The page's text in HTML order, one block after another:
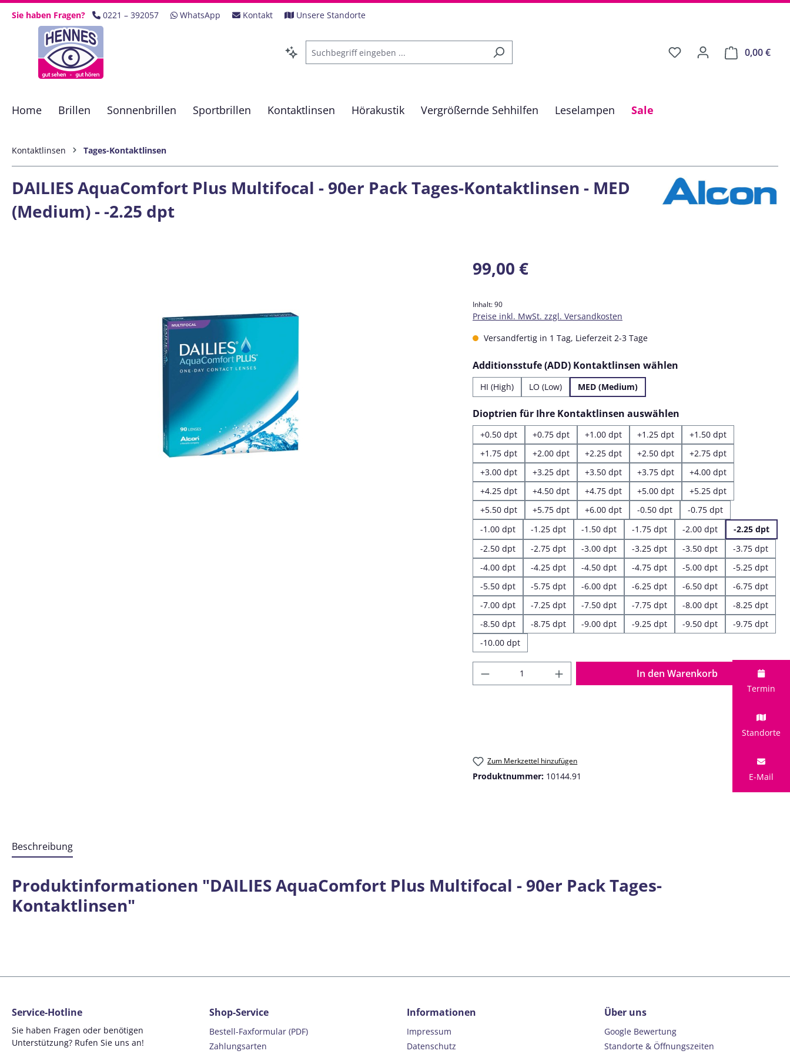
Hauptinhalt springen
Zur Suche springen
Zur Hauptnavigation springen
Sie haben Fragen? 0221 – 392057 WhatsApp Kontakt Unsere Standorte
0,00 €
Home Brillen Sonnenbrillen Sportbrillen Kontaktlinsen Hörakustik Vergrößernde Sehhilfen Leselampen Sale
Kontaktlinsen Tages-Kontaktlinsen
DAILIES AquaComfort Plus Multifocal - 90er Pack Tages-Kontaktlinsen - MED
(Medium) - -2.25 dpt
Regulärer Preis:
99,00 €
Inhalt:90
Preise inkl. MwSt. zzgl. Versandkosten
Versandfertig in 1 Tag, Lieferzeit 2-3 Tage
Additionsstufe (ADD) Kontaktlinsen wählen
HI (High) LO (Low) MED (Medium)
Dioptrien für Ihre Kontaktlinsen auswählen
+0.50 dpt +0.75 dpt +1.00 dpt +1.25 dpt
+1.50 dpt
+1.75 dpt
+2.00 dpt +2.25 dpt +2.50 dpt
+2.75 dpt
+3.00 dpt
+3.25 dpt +3.50 dpt +3.75 dpt
+4.00 dpt
+4.25 dpt
+4.50 dpt +4.75 dpt +5.00 dpt
+5.25 dpt
+5.50 dpt
+5.75 dpt +6.00 dpt -0.50 dpt
-0.75 dpt
-1.00 dpt
-1.25 dpt -1.50 dpt -1.75 dpt -2.00 dpt
-2.25 dpt
-2.50 dpt
-2.75 dpt -3.00 dpt -3.25 dpt -3.50 dpt
-3.75 dpt
-4.00 dpt
-4.25 dpt -4.50 dpt -4.75 dpt -5.00 dpt
-5.25 dpt
-5.50 dpt
-5.75 dpt -6.00 dpt -6.25 dpt -6.50 dpt
-6.75 dpt
-7.00 dpt
-7.25 dpt -7.50 dpt -7.75 dpt -8.00 dpt
-8.25 dpt
-8.50 dpt
-8.75 dpt -9.00 dpt -9.25 dpt -9.50 dpt
-9.75 dpt
-10.00 dpt
Produkt Anzahl: Gib den gewünschten Wert
In den Warenkorb
Zum Merkzettel hinzufügen
Produktnummer: 10144.91
Beschreibung
Produktinformationen "DAILIES AquaComfort Plus Multifocal - 90er Pack Tages-
Kontaktlinsen"
Termin
Standorte
E-Mail
Service-Hotline
Sie haben Fragen oder benötigen
Unterstützung? Rufen Sie uns an!
Shop-Service
Bestell-Faxformular (PDF)
Zahlungsarten
Informationen
Impressum
Datenschutz
Über uns
Google Bewertung
Standorte & Öffnungszeiten